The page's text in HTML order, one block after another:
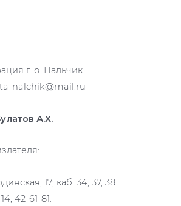
г. о. Нальчик.
nalchik@mail.ru
А.Х.
17; каб. 34, 37, 38.
42-61-81.